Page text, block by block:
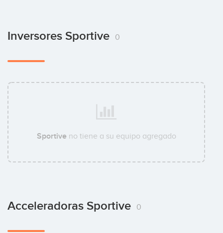
Inversores Sportive 0
Sportiveno tiene a su equipo agregado
Acceleradoras Sportive 0